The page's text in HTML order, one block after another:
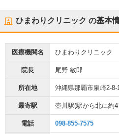
ひまわりクリニック の基本
医療機関名 ひまわりクリニック
院長 尾野 敏郎
所在地 沖縄県那覇市泉崎2-8-
最寄駅 壺川駅(駅から北に約
電話 098-855-7575